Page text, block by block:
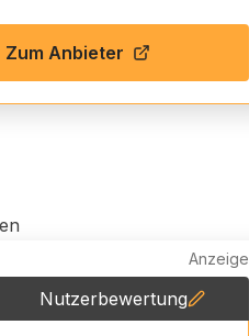
Zum Anbieter
Anzeige
Nutzerbewertung